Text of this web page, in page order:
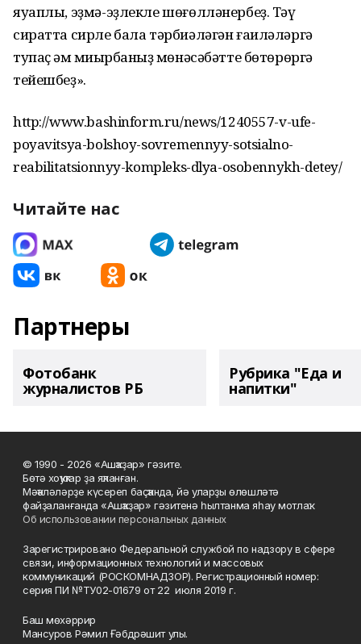
яуаплы, эҙмә-эҙлекле шөғөлләнербеҙ. Тәү
сиратта сирле бала тәрбиәләгән ғаиләләргә
тупаҫ һәм миһырбанһыҙ мөнәсәбәтте бөтөрөргә
тейешбеҙ».
http://www.bashinform.ru/news/1240557-v-ufe-
poyavitsya-bolshoy-sovremennyy-sotsialno-
reabilitatsionnyy-kompleks-dlya-osobennykh-detey/
Читайте нас
Партнеры
Фотобанк
журналистов РБ
Рубрика "Еда и
напитки"
© 1990 - 2026 «Ашҡаҙар» гәзите.
Бөтә хоҡуҡтар ҙа яҡланған.
Мәҡәләләрҙе күсереп баҫҡанда, йә уларҙы өлөшләтә
файҙаланғанда «Ашҡаҙар» гәзитенә һылтанма яһау мотлаҡ.
Об использовании персональных данных
Зарегистрировано Федеральной службой по надзору в сфере
связи, информационных технологий и массовых
коммуникаций (РОСКОМНАДЗОР). Регистрационный номер:
серия ПИ №ТУ02-01679 от 22 июля 2019 г.
Баш мөхәррир
Мансуров Рәмил Ғәбдрәшит улы.